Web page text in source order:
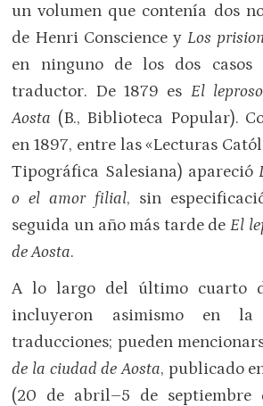
un volumen que contenía dos
de Henri Conscience y Los
en ninguno de los dos casos
traductor. De 1879 es El
Aosta (B., Biblioteca Popular).
en 1897, entre las «Lecturas
Tipográfica Salesiana) apareció
o el amor filial, sin
seguida un año más tarde deEl
de Aosta.
A lo largo del último cuarto
incluyeron asimismo en la
traducciones; pueden
de la ciudad de Aosta, publicado
(20 de abril–5 de septiembre